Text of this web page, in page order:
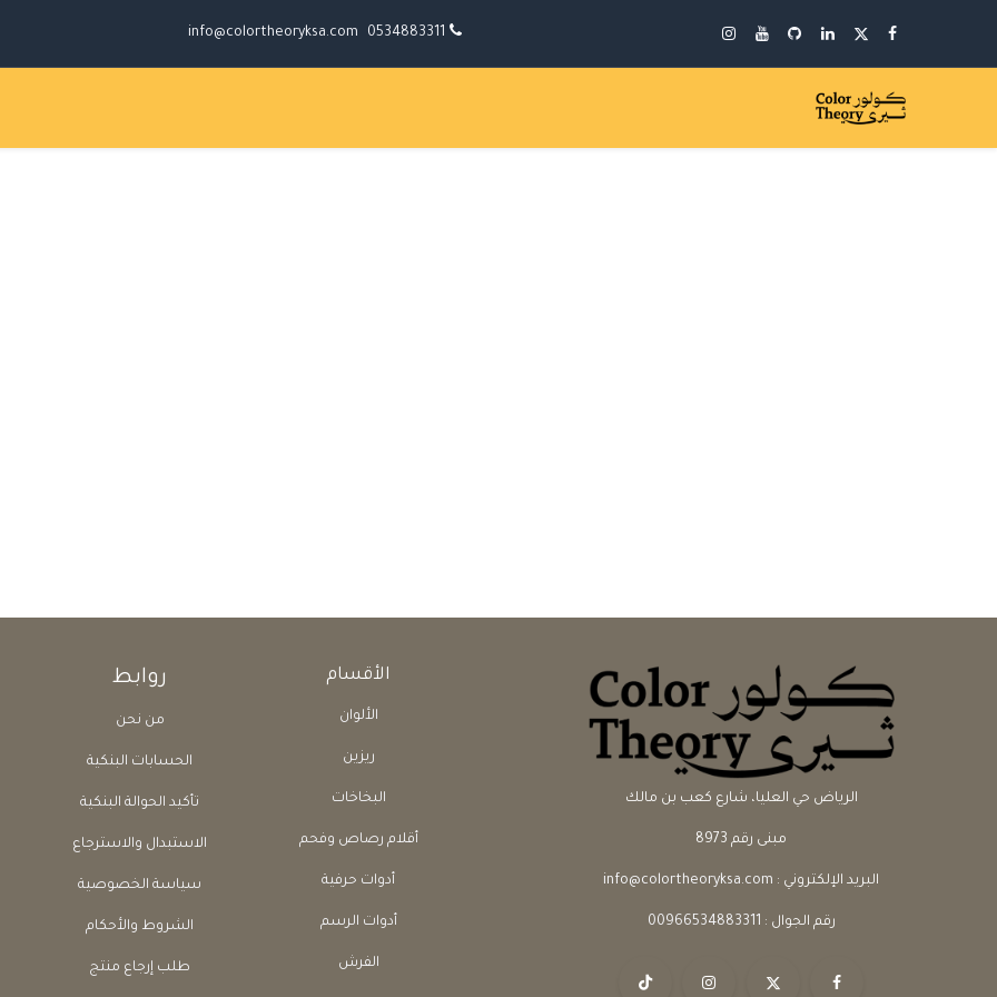
0534883311
info@colortheoryksa.com
الأقسام
الألوان
ريزين
البخاخات
أقلام رصاص وفحم
أدوات حرفية
أدوات الرسم
الفرش
روابط
من نحن
الحسابات البنكية
تأكيد الحوالة البنكية
الاستبدال والاسترجاع
سياسة الخصوصية
الشروط والأحكام
طلب إرجاع منتج
الرياض حي العليا، شارع كعب بن مالك
مبنى رقم 8973
البريد الإلكتروني : info@colortheoryksa.com
رقم الجوال : 00966534883311